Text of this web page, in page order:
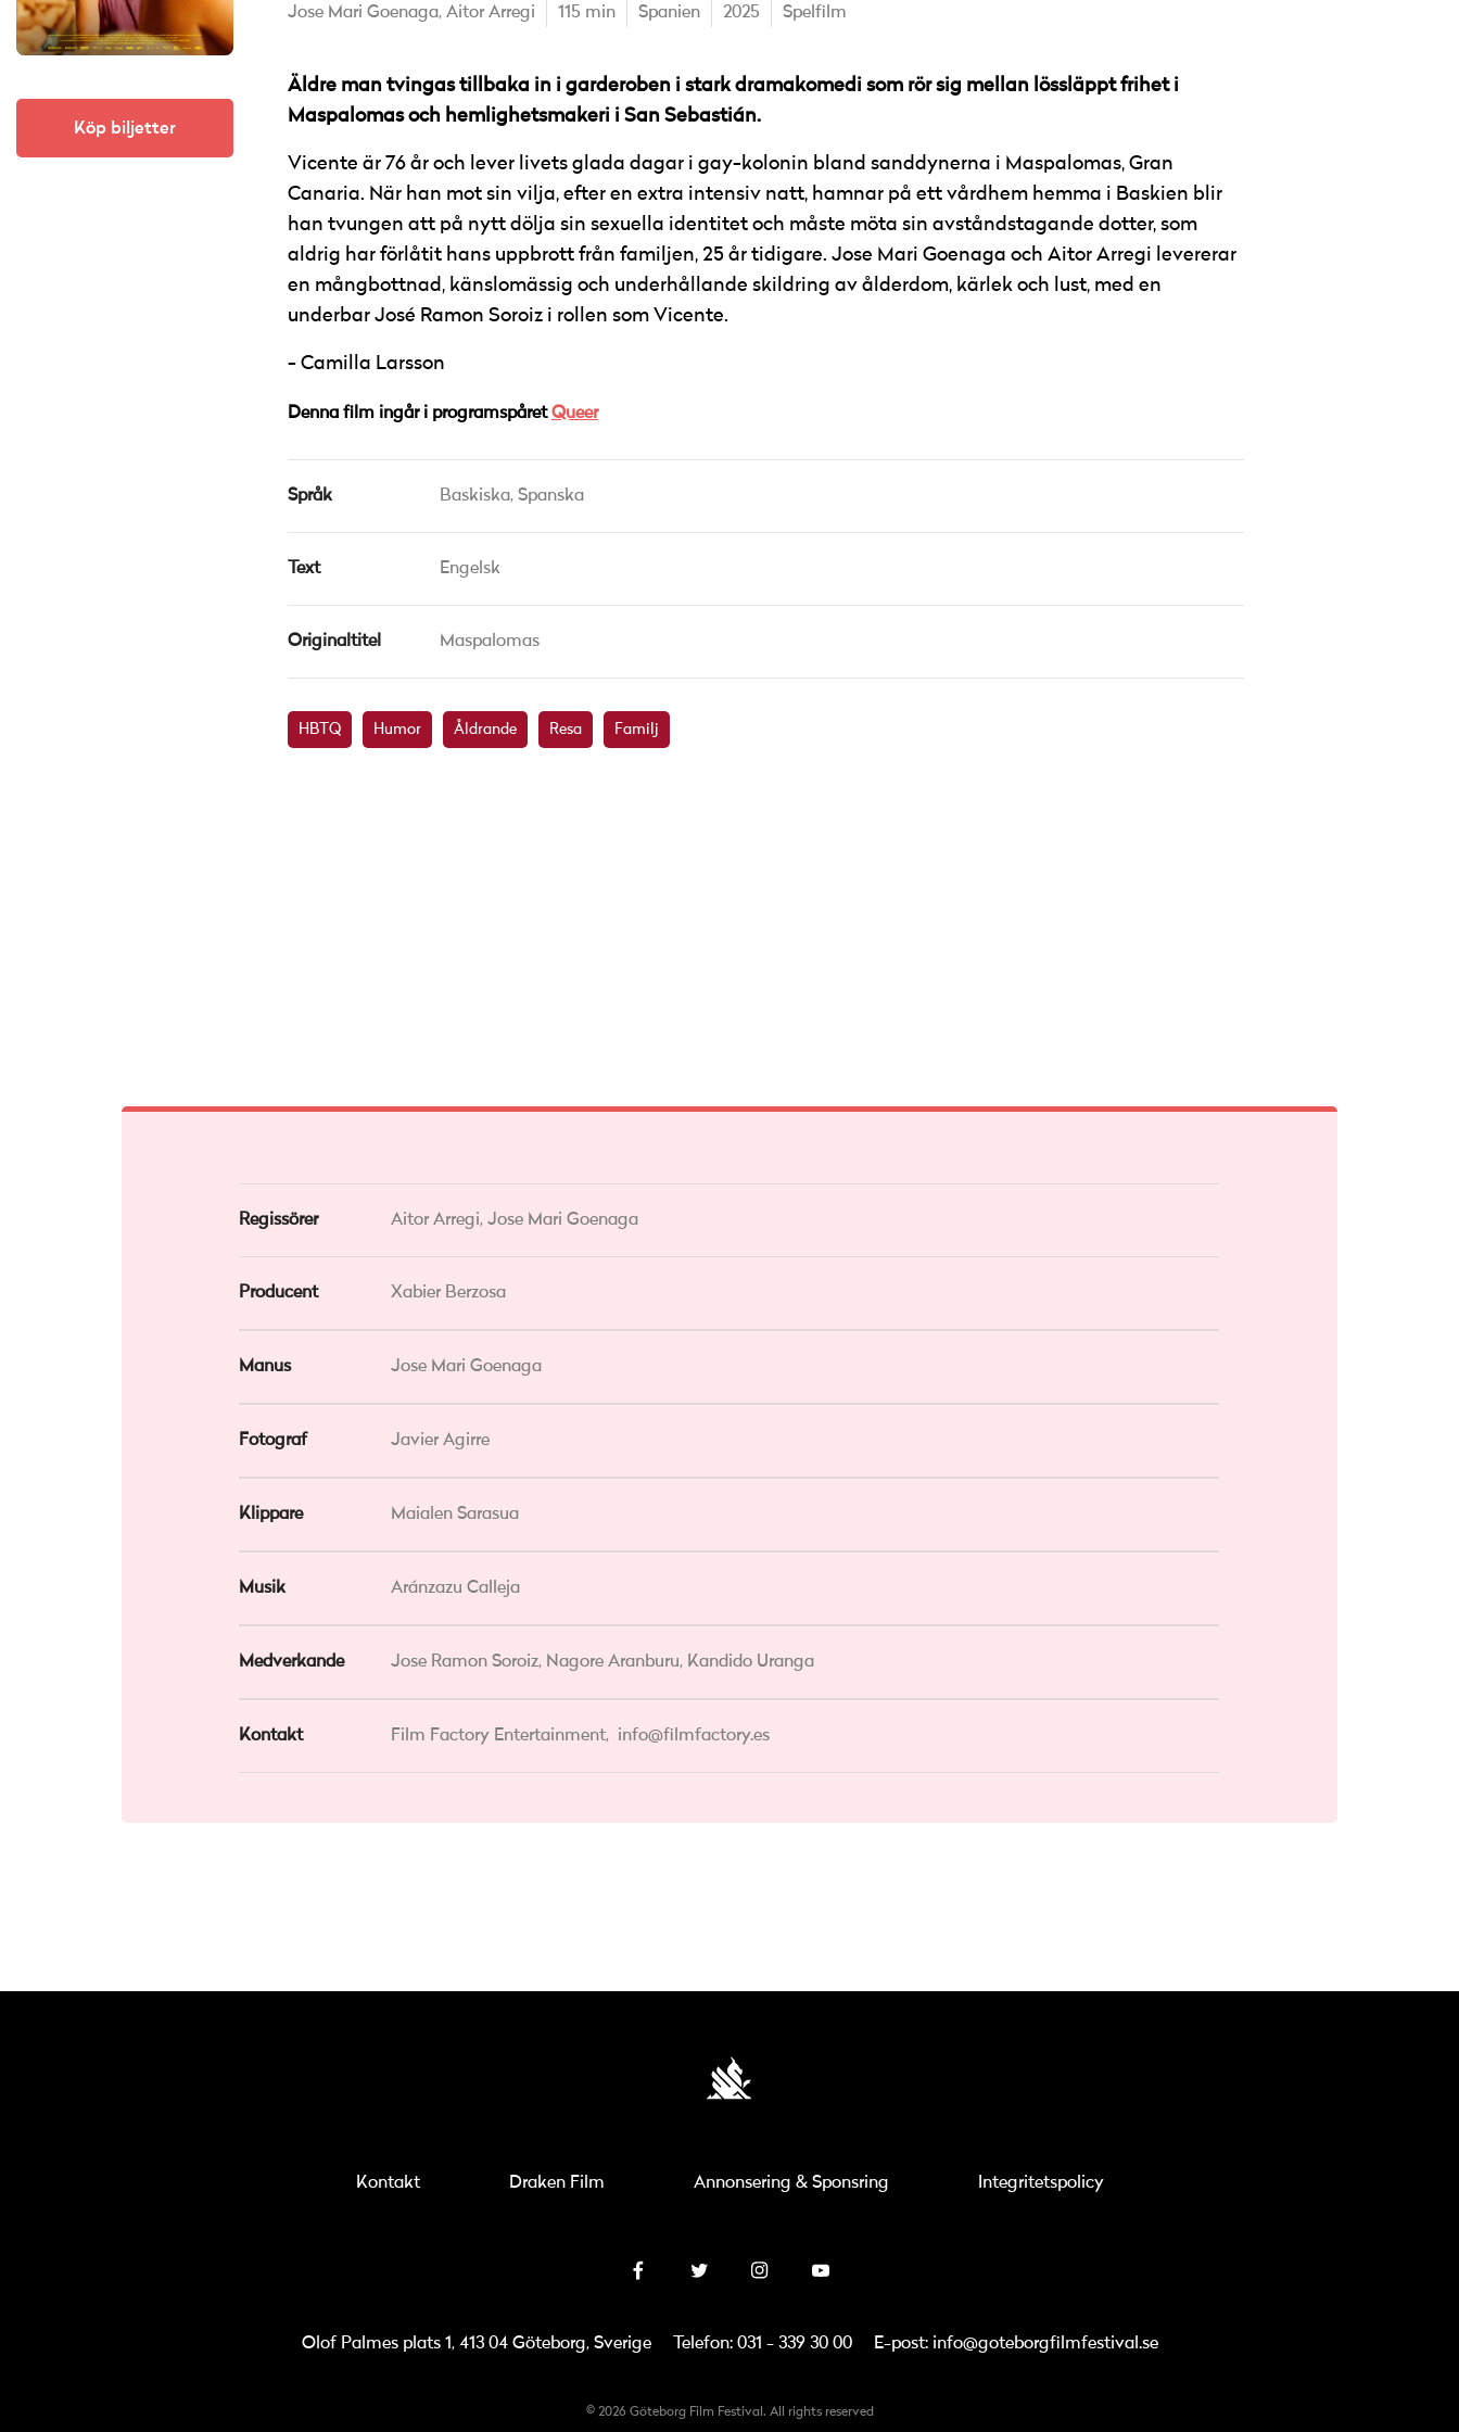
Köp biljetter
Jose Mari Goenaga, Aitor Arregi 115 min Spanien 2025 Spelfilm
Äldre man tvingas tillbaka in i garderoben i stark dramakomedi som rör sig mellan lössläppt frihet i
Maspalomas och hemlighetsmakeri i San Sebastián.
Vicente är 76 år och lever livets glada dagar i gay-kolonin bland sanddynerna i Maspalomas, Gran
Canaria. När han mot sin vilja, efter en extra intensiv natt, hamnar på ett vårdhem hemma i Baskien blir
han tvungen att på nytt dölja sin sexuella identitet och måste möta sin avståndstagande dotter, som
aldrig har förlåtit hans uppbrott från familjen, 25 år tidigare. Jose Mari Goenaga och Aitor Arregi levererar
en mångbottnad, känslomässig och underhållande skildring av ålderdom, kärlek och lust, med en
underbar José Ramon Soroiz i rollen som Vicente.
Camilla Larsson
Denna film ingår i programspåretQueer
Språk Baskiska, Spanska
Text Engelsk
Originaltitel Maspalomas
HBTQ Humor Åldrande Resa Familj
Regissörer Aitor Arregi,Jose Mari Goenaga
Producent Xabier Berzosa
Manus Jose Mari Goenaga
Fotograf Javier Agirre
Klippare Maialen Sarasua
Musik Aránzazu Calleja
Medverkande Jose Ramon Soroiz, Nagore Aranburu, Kandido Uranga
Kontakt Film Factory Entertainment, info@filmfactory.es
Kontakt Draken Film Annonsering & Sponsring Integritetspolicy
Olof Palmes plats 1, 413 04 Göteborg, Sverige Telefon: 031 - 339 30 00 E-post: info@goteborgfilmfestival.se
© 2026 Göteborg Film Festival. All rights reserved